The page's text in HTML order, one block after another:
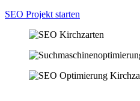
SEO Projekt starten